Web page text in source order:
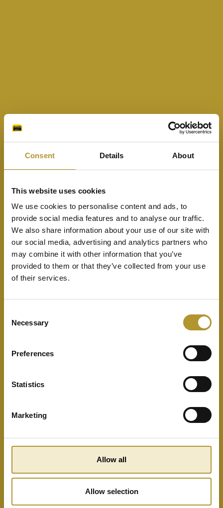
Consent Details About
This website uses cookies
We use cookies to personalise content and ads, to
provide social media features and to analyse our traffic.
We also share information about your use of our site with
our social media, advertising and analytics partners who
may combine it with other information that you’ve
provided to them or that they’ve collected from your use
of their services.
Selection
Necessary
Preferences
Statistics
Marketing
Allow all
Allow selection